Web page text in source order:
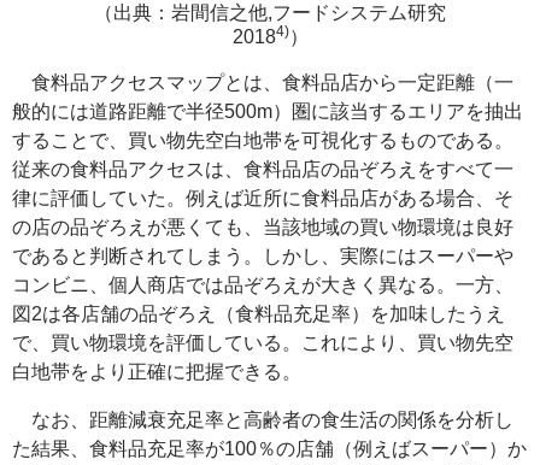
（出典：岩間信之他,フードシステム研究
20184)）
食料品アクセスマップとは、食料品店から一定距離（一
般的には道路距離で半径500m）圏に該当するエリアを抽出
することで、買い物先空白地帯を可視化するものである。
従来の食料品アクセスは、食料品店の品ぞろえをすべて一
律に評価していた。例えば近所に食料品店がある場合、そ
の店の品ぞろえが悪くても、当該地域の買い物環境は良好
であると判断されてしまう。しかし、実際にはスーパーや
コンビニ、個人商店では品ぞろえが大きく異なる。一方、
図2は各店舗の品ぞろえ（食料品充足率）を加味したうえ
で、買い物環境を評価している。これにより、買い物先空
白地帯をより正確に把握できる。
なお、距離減衰充足率と高齢者の食生活の関係を分析し
た結果、食料品充足率が100％の店舗（例えばスーパー）か